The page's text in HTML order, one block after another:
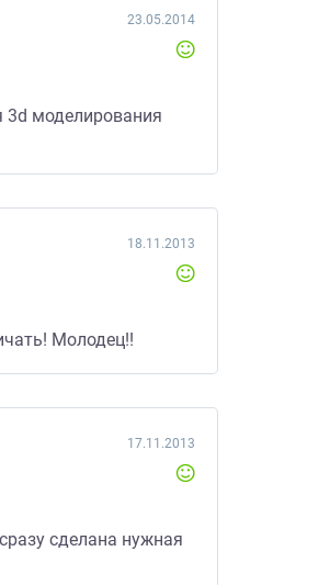
23.05.2014
3d моделирования
18.11.2013
Молодец!!
17.11.2013
сделана нужная